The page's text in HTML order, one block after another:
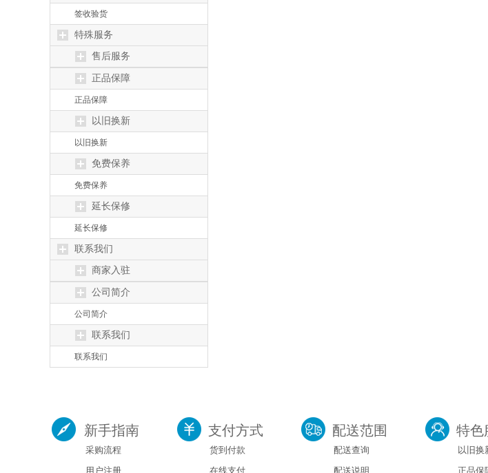
签收验货
特殊服务
售后服务
正品保障
正品保障
以旧换新
以旧换新
免费保养
免费保养
延长保修
延长保修
联系我们
商家入驻
公司简介
公司简介
联系我们
联系我们
新手指南
采购流程
用户注册
支付方式
货到付款
在线支付
配送范围
配送查询
配送说明
特色
以旧换
正品保